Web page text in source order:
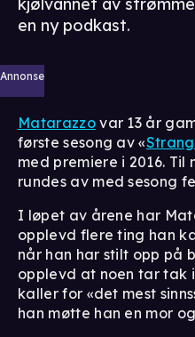
en ny podkast.
Annonse
Matarazzovar 13 år
første sesong av «
med premiere i 2016. Til
rundes av med sesong
I løpet av årene har
opplevd flere ting han
når han har stilt opp på
opplevd at noen tar tak
kaller for «det mest
han møtte han en mor